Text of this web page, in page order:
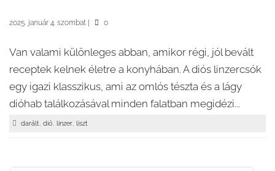
2025. január 4. szombat 0
Van valami különleges abban, amikor régi, jól bevált
receptek kelnek életre a konyhában. A diós linzercsók
egy igazi klasszikus, ami az omlós tészta és a lágy
dióhab találkozásával minden falatban megidézi...
darált, dió, linzer, liszt